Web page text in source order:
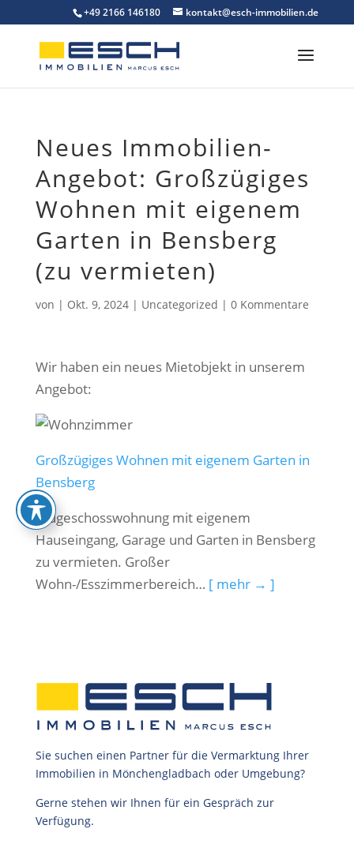
to
content
+49 2166 146180 kontakt@esch-immobilien.de
Neues Immobilien-
Angebot: Großzügiges
Wohnen mit eigenem
Garten in Bensberg
(zu vermieten)
von | Okt. 9, 2024| Uncategorized | 0 Kommentare
Wir haben ein neues Mietobjekt in unserem
Angebot:
Großzügiges Wohnen mit eigenem Garten in
Bensberg
Erdgeschosswohnung mit eigenem
Hauseingang, Garage und Garten in Bensberg
zu vermieten. Großer
Wohn-/Esszimmerbereich… [ mehr → ]
Sie suchen einen Partner für die Vermarktung Ihrer
Immobilien in Mönchengladbach oder Umgebung?
Gerne stehen wir Ihnen für ein Gespräch zur
Verfügung.